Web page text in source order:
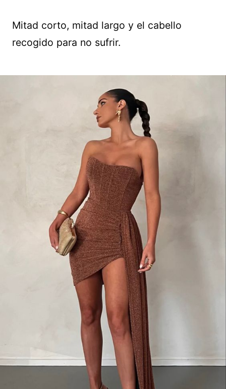
Mitad corto, mitad largo y el cabello
recogido para no sufrir.